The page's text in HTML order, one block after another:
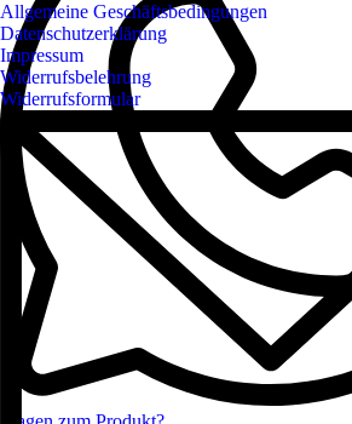
Allgemeine Geschäftsbedingungen
Datenschutzerklärung
Impressum
Widerrufsbelehrung
Widerrufsformular